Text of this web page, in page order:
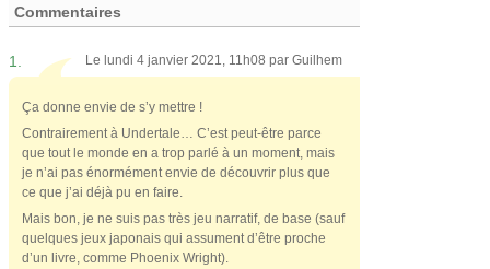
Commentaires
1. Le lundi 4 janvier 2021, 11h08 par Guilhem
Ça donne envie de s’y mettre !
Contrairement à Undertale… C’est peut-être parce
que tout le monde en a trop parlé à un moment, mais
je n’ai pas énormément envie de découvrir plus que
ce que j’ai déjà pu en faire.
Mais bon, je ne suis pas très jeu narratif, de base (sauf
quelques jeux japonais qui assument d’être proche
d’un livre, comme Phoenix Wright).